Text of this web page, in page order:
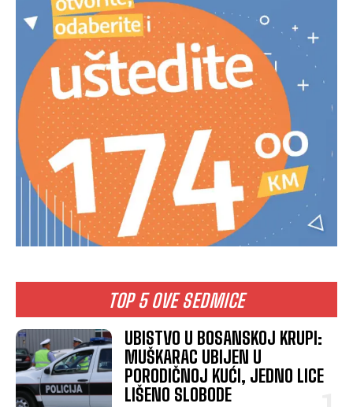
TOP 5 OVE SEDMICE
UBISTVO U BOSANSKOJ KRUPI:
MUŠKARAC UBIJEN U
PORODIČNOJ KUĆI, JEDNO LICE
LIŠENO SLOBODE